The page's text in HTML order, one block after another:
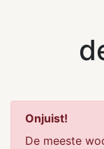
Onjuist!
De meeste